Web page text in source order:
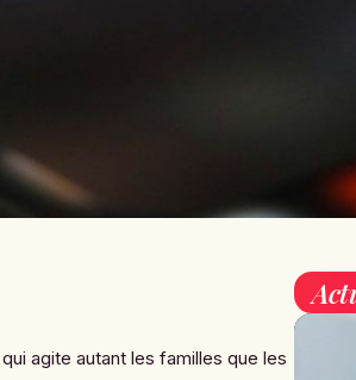
agite autant les familles que les